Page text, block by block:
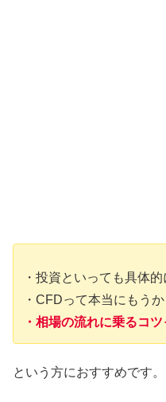
・投資といっても具体
・CFDって本当にもうか
・相場の流れに乗るコ
という方におすすめです。